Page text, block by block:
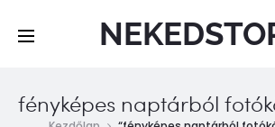
fényképes naptárból